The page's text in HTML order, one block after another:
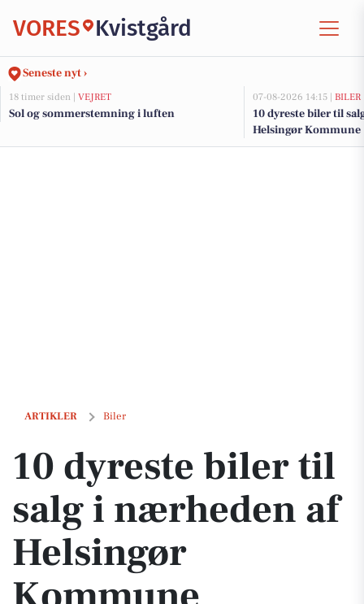
VORES Kvistgård
Seneste nyt ›
18 timer siden | VEJRET
Sol og sommerstemning i luften
07-08-2026 14:15 | BILER
10 dyreste biler til
Helsingør Kommune
ARTIKLER Biler
10 dyreste biler til salg i nærheden af Helsingør Kommune
10 dyreste biler til
salg i nærheden af
Helsingør